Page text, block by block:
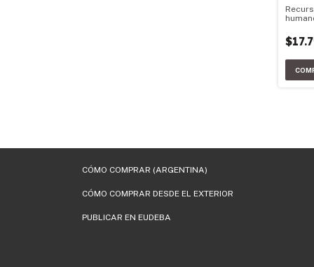
CÓMO COMPRAR (ARGENTINA)
CÓMO COMPRAR DESDE EL EXTERIOR
PUBLICAR EN EUDEBA